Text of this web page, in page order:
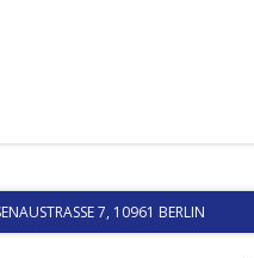
7, 10961 BERLIN